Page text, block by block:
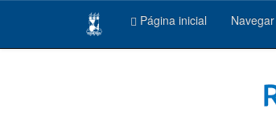
Página inicial Navegar